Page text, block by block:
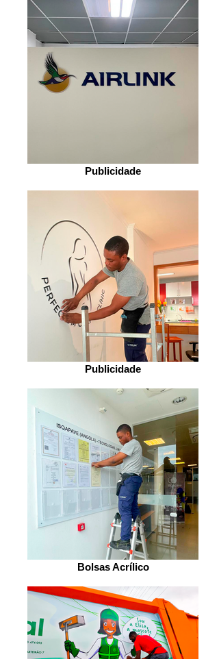
Publicidade
Publicidade
Bolsas Acrílico